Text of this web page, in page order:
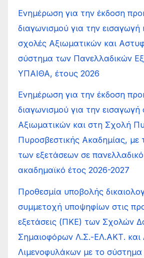
Ενημέρωση για την έκδοση
διαγωνισμού για την εισαγωγή
σχολές Αξιωματικών και
σύστημα των Πανελλαδικών
ΥΠΑΙΘΑ, έτους 2026
Ενημέρωση για την έκδοση
διαγωνισμού για την
Αξιωματικών και στη Σχολή
Πυροσβεστικής Ακαδημίας, με
των εξετάσεων σε
ακαδημαϊκό έτος 2026-2027
Προθεσμία υποβολής
συμμετοχή υποψηφίων στις
εξετάσεις (ΠΚΕ) των Σχολών
Σημαιοφόρων Λ.Σ.-ΕΛ.ΑΚΤ. και
Λιμενοφυλάκων με το